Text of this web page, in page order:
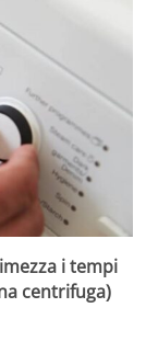
i tempi
centrifuga)